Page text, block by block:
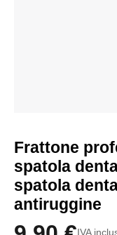
Frattone
spatola
spatola
antiruggine
IVA